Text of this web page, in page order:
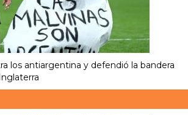
los antiargentina y defendió la bandera